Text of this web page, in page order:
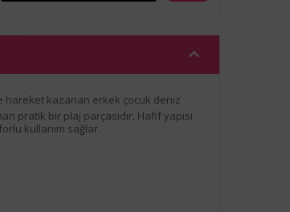
hareket kazanan erkek çocuk deniz
pratik bir plaj parçasıdır. Hafif yapısı
kullanım sağlar.